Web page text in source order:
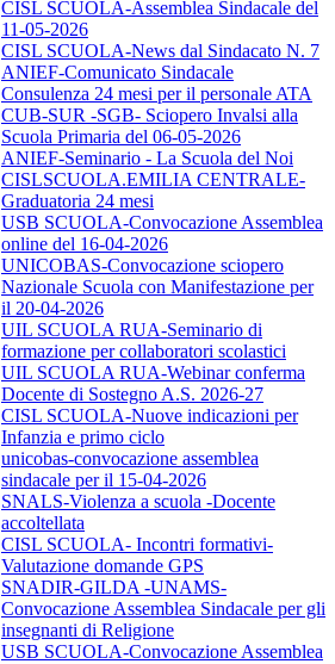
CISL SCUOLA-Assemblea Sindacale del
11-05-2026
CISL SCUOLA-News dal Sindacato N. 7
ANIEF-Comunicato Sindacale
Consulenza 24 mesi per il personale ATA
CUB-SUR -SGB- Sciopero Invalsi alla
Scuola Primaria del 06-05-2026
ANIEF-Seminario - La Scuola del Noi
CISLSCUOLA.EMILIA CENTRALE-
Graduatoria 24 mesi
USB SCUOLA-Convocazione Assemblea
online del 16-04-2026
UNICOBAS-Convocazione sciopero
Nazionale Scuola con Manifestazione per
il 20-04-2026
UIL SCUOLA RUA-Seminario di
formazione per collaboratori scolastici
UIL SCUOLA RUA-Webinar conferma
Docente di Sostegno A.S. 2026-27
CISL SCUOLA-Nuove indicazioni per
Infanzia e primo ciclo
unicobas-convocazione assemblea
sindacale per il 15-04-2026
SNALS-Violenza a scuola -Docente
accoltellata
CISL SCUOLA- Incontri formativi-
Valutazione domande GPS
SNADIR-GILDA -UNAMS-
Convocazione Assemblea Sindacale per gli
insegnanti di Religione
USB SCUOLA-Convocazione Assemblea